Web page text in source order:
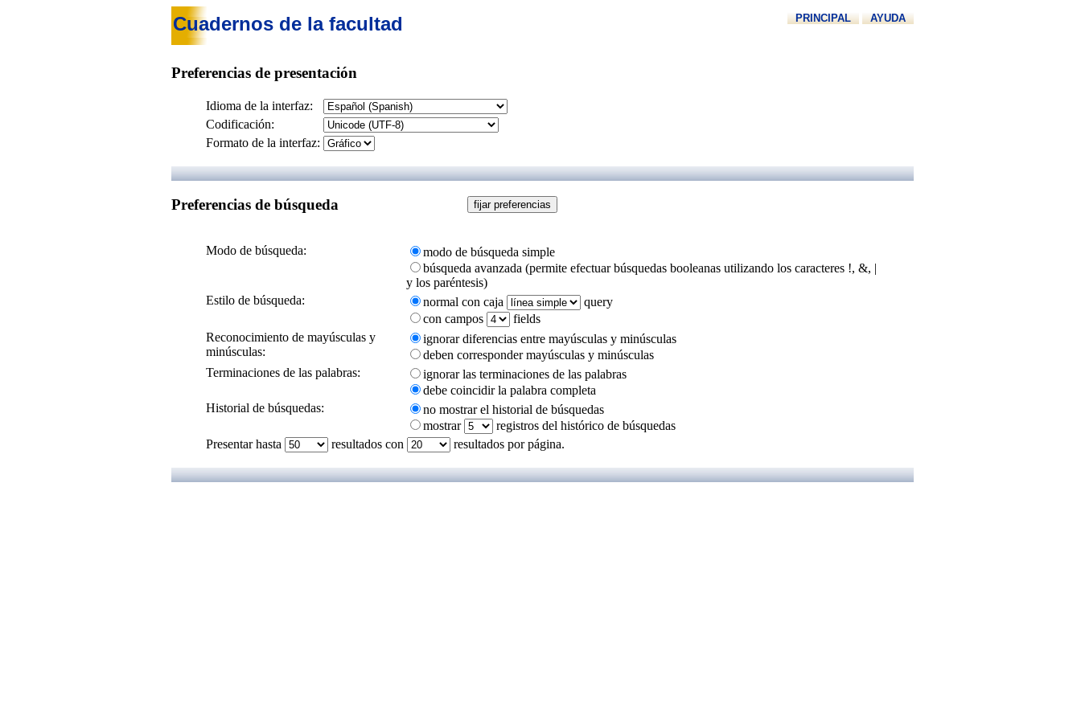
PRINCIPAL AYUDA
Cuadernos de la facultad
Preferencias de presentación
Idioma de la interfaz:
Codificación:
Formato de la interfaz:
Preferencias de búsqueda
Modo de búsqueda:
modo de búsqueda simple
búsqueda avanzada (permite efectuar búsquedas booleanas utilizando los caracteres !, &, |
y los paréntesis)
Estilo de búsqueda:
normal con caja
query
con campos
fields
Reconocimiento de mayúsculas y
minúsculas:
ignorar diferencias entre mayúsculas y minúsculas
deben corresponder mayúsculas y minúsculas
Terminaciones de las palabras:
ignorar las terminaciones de las palabras
debe coincidir la palabra completa
Historial de búsquedas:
no mostrar el historial de búsquedas
mostrar
registros del histórico de búsquedas
Presentar hasta
resultados con resultados por página.